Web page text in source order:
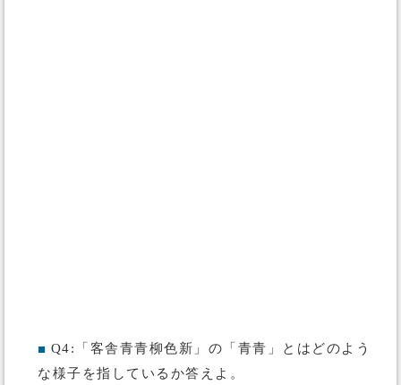
■ Q4:「客舎青青柳色新」の「青青」とはどのよう
な様子を指しているか答えよ。